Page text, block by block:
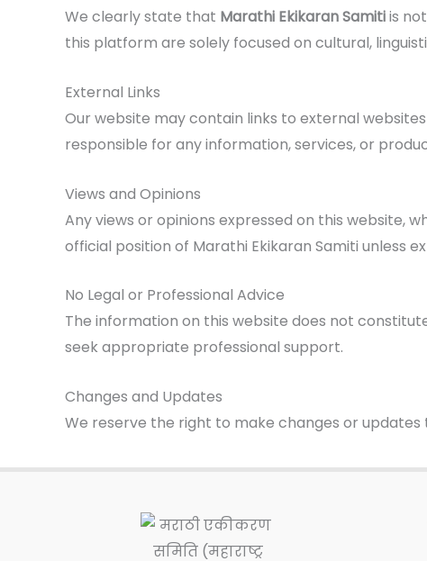
We clearly state that Marathi Ekikaran Samitiis
this platform are solely focused on cultural,
External Links
Our website may contain links to external
responsible for any information, services, or
Views and Opinions
Any views or opinions expressed on this
official position of Marathi Ekikaran Samiti unless
No Legal or Professional Advice
The information on this website does not
seek appropriate professional support.
Changes and Updates
We reserve the right to make changes or